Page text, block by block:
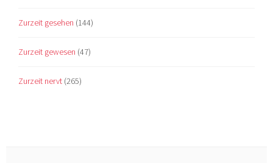
Zurzeit gesehen (144)
Zurzeit gewesen (47)
Zurzeit nervt (265)